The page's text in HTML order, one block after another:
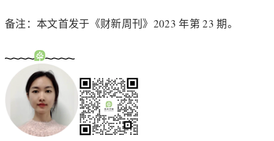
备注：本文首发于《财新周刊》2023 年第 23 期。